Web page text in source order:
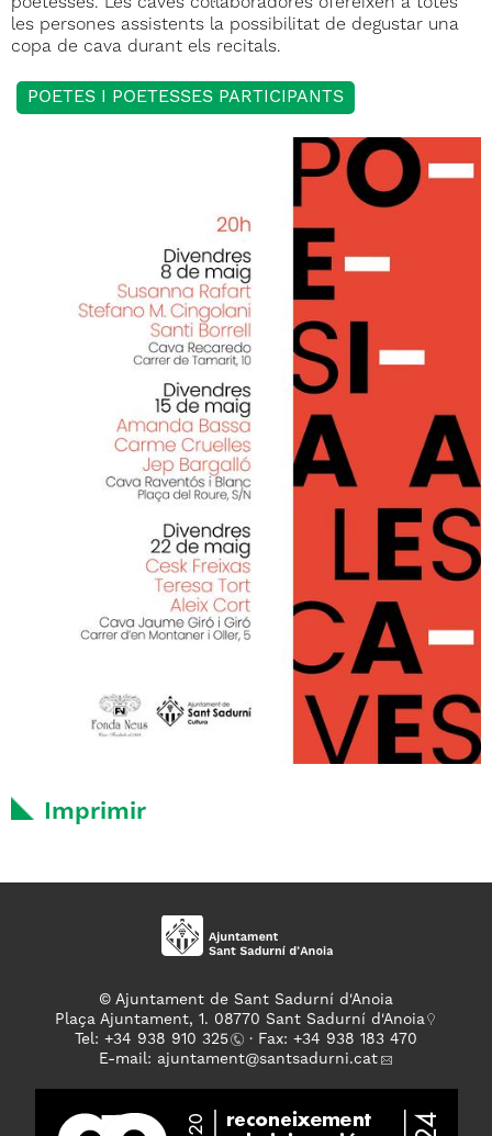
les persones assistents la possibilitat de degustar una
copa de cava durant els recitals.
POETES I POETESSES PARTICIPANTS
Imprimir
© Ajuntament de Sant Sadurní d'Anoia
Plaça Ajuntament, 1. 08770 Sant Sadurní d'Anoia
Tel: +34 938 910 325
· Fax: +34 938 183 470
E-mail: ajuntament@santsadurni.cat